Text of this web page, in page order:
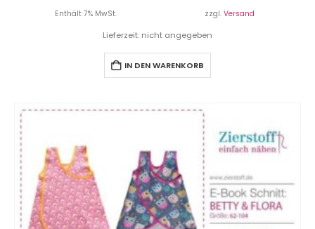
Enthält 7% MwSt. zzgl. Versand
Lieferzeit: nicht angegeben
IN DEN WARENKORB